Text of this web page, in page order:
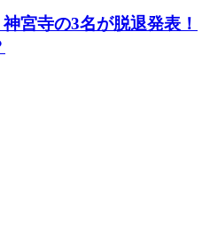
宮寺の3名が脱退発表！